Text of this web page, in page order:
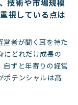
技術や市場規模
視している点は
営者が聞く耳を持た
にどれだけ成長の
自ずと年寄りの経営
ポテンシャルは高